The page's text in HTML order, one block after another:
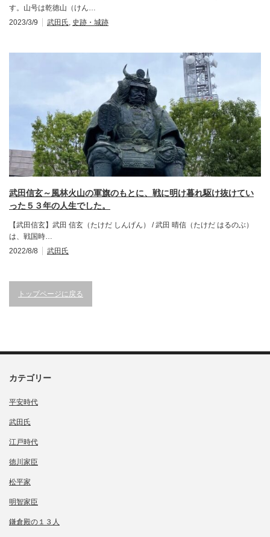
す。山号は乾徳山（けん…
2023/3/9
武田氏, 史跡・城跡
武田信玄～風林火山の軍旗のもとに、戦に明け暮れ駆け抜けてい
った５３年の人生でした。
【武田信玄】武田 信玄（たけだ しんげん） / 武田 晴信（たけだ はるのぶ）
は、戦国時…
2022/8/8
武田氏
トップページに戻る
カテゴリー
平安時代
武田氏
江戸時代
徳川家臣
松平家
明智家臣
鎌倉殿の１３人